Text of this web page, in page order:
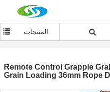
المنتجات
Remote Control Grapple
Grain Loading 36mm Rope